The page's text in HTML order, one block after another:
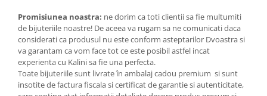
Promisiunea noastra: ne dorim ca toti clientii sa fie multumiti
de bijuteriile noastre! De aceea va rugam sa ne comunicati daca
considerati ca produsul nu este conform asteptarilor Dvoastra si
va garantam ca vom face tot ce este posibil astfel incat
experienta cu Kalini sa fie una perfecta.
Toate bijuteriile sunt livrate în ambalaj cadou premium si sunt
insotite de factura fiscala si certificat de garantie si autenticitate,